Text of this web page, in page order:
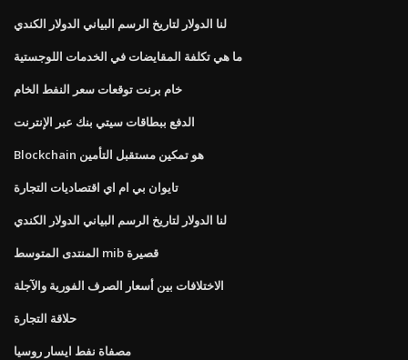
لنا الدولار لتاريخ الرسم البياني الدولار الكندي
ما هي تكلفة المقايضات في الخدمات اللوجستية
خام برنت توقعات سعر النفط الخام
الدفع ببطاقات سيتي بنك عبر الإنترنت
Blockchain هو تمكين مستقبل التأمين
تايوان بي ام اي اقتصاديات التجارة
لنا الدولار لتاريخ الرسم البياني الدولار الكندي
المنتدى المتوسط ​​mib قصيرة
الاختلافات بين أسعار الصرف الفورية والآجلة
حلاقة التجارة
مصفاة نفط ايسار روسيا